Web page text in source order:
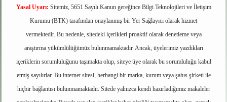
Yasal Uyarı: Sitemiz, 5651 Sayılı Kanun gereğince Bilgi Teknolojileri ve İletişim
Kurumu (BTK) tarafından onaylanmış bir Yer Sağlayıcı olarak hizmet
vermektedir. Bu nedenle, sitedeki içerikleri proaktif olarak denetleme veya
araştırma yükümlülüğümüz bulunmamaktadır. Ancak, üyelerimiz yazdıkları
içeriklerin sorumluluğunu taşımakta olup, siteye üye olarak bu sorumluluğu kabul
etmiş sayılırlar. Bu internet sitesi, herhangi bir marka, kurum veya şahıs şirketi ile
hiçbir bağlantısı bulunmamaktadır. Sitede yalnızca kendi hazırladığımız makaleler